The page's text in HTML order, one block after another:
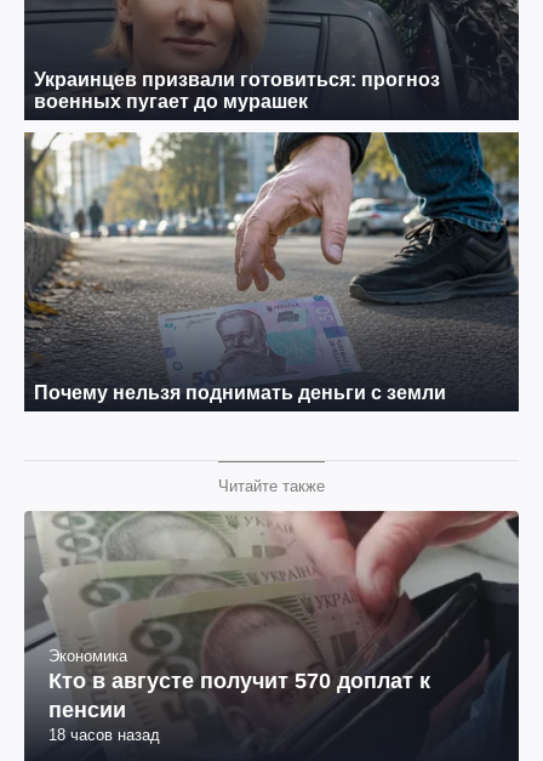
Читайте также
Экономика
Кто в августе получит 570 доплат к
пенсии
18 часов назад